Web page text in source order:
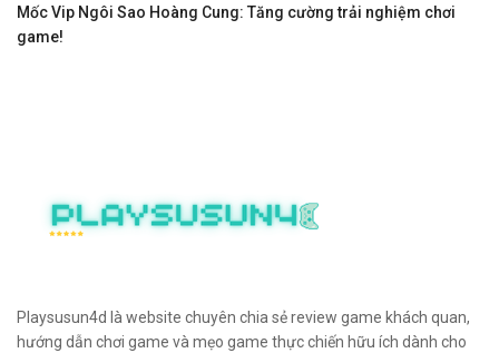
Mốc Vip Ngôi Sao Hoàng Cung: Tăng cường trải nghiệm chơi
game!
Playsusun4d là website chuyên chia sẻ review game khách quan,
hướng dẫn chơi game và mẹo game thực chiến hữu ích dành cho